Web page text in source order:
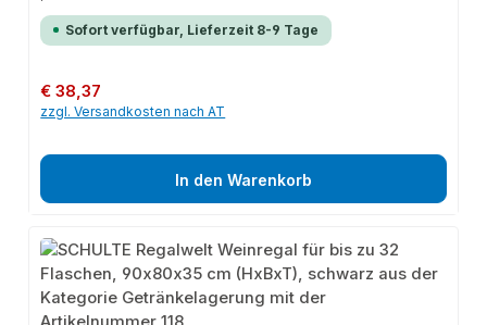
Anwendungsbereiche, wie z.B. Küche, Keller, Vorrats- oder Abstellräumen
an.SCHAFFEN SIE ORDNUNGAnders als bei aufgestapelten Kisten, ist der
Hauses. Bis zu 6 Getränkekisten finden in diesem Getränkekistenregal
übersichtlich Platz.MADE IN GERMANYUnsere Regale werden ohne
chemische Zusatzstoffe oder Weichmacher nach streng überwachten
4 GetränkekistenTraglast bis zu 40 KgHöhe = 118 cmBreite = 61 cm Tiefe =
41 cmFarbe: weiß Bitte beachten Sie, dass die Stabilität des
Getränkekistenregals nur durch die Wandmontage gewährleistet werden
kann!
Sofort verfügbar, Lieferzeit 8-9 Tage
Regulärer Preis:
€ 38,37
zzgl. Versandkosten nach AT
In den Warenkorb